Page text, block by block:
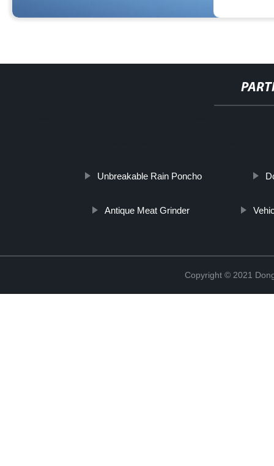
Unbreakable Rain Poncho
Antique Meat Grinder
Copyright © 2021